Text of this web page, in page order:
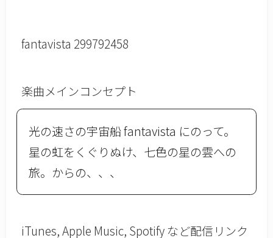
fantavista 299792458
楽曲メインコンセプト
光の速さの宇宙船 fantavista にのって。
星の虹をくぐりぬけ、七色の星の雲への
旅。からの、、、
iTunes, Apple Music, Spotify など配信リンク